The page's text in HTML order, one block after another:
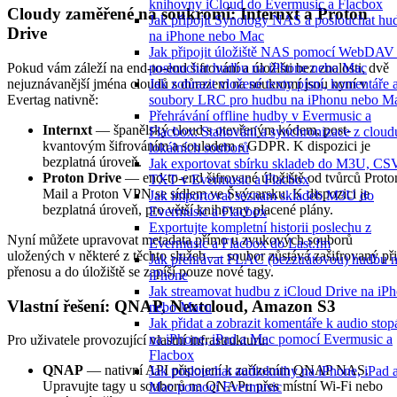
knihovny iCloud do Evermusic a Flacbox
Jak připojit Synology NAS a poslouchat
na iPhone nebo Mac
Jak připojit úložiště NAS pomocí WebDAV
poslouchat hudbu na iPhone nebo Mac
Jak zobrazit vložené texty písní, komentáře
soubory LRC pro hudbu na iPhonu nebo
Přehrávání offline hudby v Evermusic a
Flacbox: Stahování a synchronizace z
lokálních souborů
Jak exportovat sbírku skladeb do M3U,
TXT v Evermusic a Flacbox
Jak importovat seznam skladeb M3U do
Evermusic a Flacbox
Exportujte kompletní historii poslechu z
Evermusic a Flacbox do Last.fm
Jak přehrávat FLAC (bezztrátovou) hudbu
iPhone
Jak streamovat hudbu z iCloud Drive na
nebo Macu
Jak přidat a zobrazit komentáře k audio
na iPhone, iPad a Mac pomocí Evermusic a
Flacbox
Jak poslouchat audioknihy na iPhone, iPad
Mac pomocí Evermusic
Cloudy zaměřené na soukromí: Internxt a Proton
Drive
Pokud vám záleží na end-to-end šifrování a úložišti bez znalosti, dvě
nejuznávanější jména cloudů s důrazem na soukromí jsou nyní v
Evertag nativně:
Internxt — španělský cloud s otevřeným kódem, post-
kvantovým šifrováním a souladem s GDPR. K dispozici je
bezplatná úroveň.
Proton Drive — end-to-end šifrované úložiště od tvůrců
Mail a Proton VPN se sídlem ve Švýcarsku. K dispozici je
bezplatná úroveň, pro větší knihovny placené plány.
Nyní můžete upravovat metadata přímo u zvukových souborů
uložených v některé z těchto služeb — soubor zůstává zašifrovaný při
přenosu a do úložiště se zapíší pouze nové tagy.
Vlastní řešení: QNAP, Nextcloud, Amazon S3
Pro uživatele provozující vlastní infrastrukturu:
QNAP — nativní API připojení k zařízením QNAP NAS.
Upravujte tagy u souborů na QNAPu přes místní Wi-Fi nebo